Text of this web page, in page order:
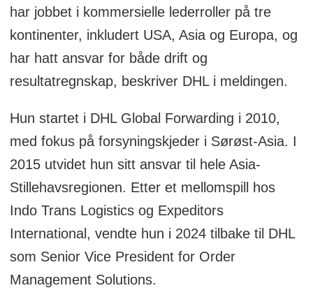
har jobbet i kommersielle lederroller på tre
kontinenter, inkludert USA, Asia og Europa, og
har hatt ansvar for både drift og
resultatregnskap, beskriver DHL i meldingen.
Hun startet i DHL Global Forwarding i 2010,
med fokus på forsyningskjeder i Sørøst-Asia. I
2015 utvidet hun sitt ansvar til hele Asia-
Stillehavsregionen. Etter et mellomspill hos
Indo Trans Logistics og Expeditors
International, vendte hun i 2024 tilbake til DHL
som Senior Vice President for Order
Management Solutions.